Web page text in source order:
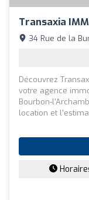
Transaxia
34 Rue de la
Découvrez
votre agence
Bourbon-
location et